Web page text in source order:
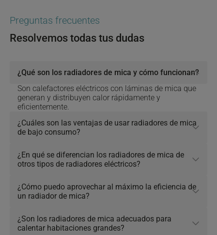
Preguntas frecuentes
Resolvemos todas tus dudas
¿Qué son los radiadores de mica y cómo funcionan?
Click to toggle answer
Son calefactores eléctricos con láminas de mica que
generan y distribuyen calor rápidamente y
eficientemente.
¿Cuáles son las ventajas de usar radiadores de mica
de bajo consumo?
Click to toggle answer
¿En qué se diferencian los radiadores de mica de
otros tipos de radiadores eléctricos?
Click to toggle answer
¿Cómo puedo aprovechar al máximo la eficiencia de
un radiador de mica?
Click to toggle answer
¿Son los radiadores de mica adecuados para
calentar habitaciones grandes?
Click to toggle answer